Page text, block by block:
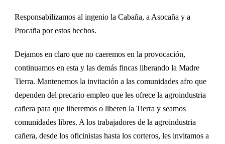
Responsabilizamos al ingenio la Cabaña, a Asocaña y a
Procaña por estos hechos.
Dejamos en claro que no caeremos en la provocación,
continuamos en esta y las demás fincas liberando la Madre
Tierra. Mantenemos la invitación a las comunidades afro que
dependen del precario empleo que les ofrece la agroindustria
cañera para que liberemos o liberen la Tierra y seamos
comunidades libres. A los trabajadores de la agroindustria
cañera, desde los oficinistas hasta los corteros, les invitamos a